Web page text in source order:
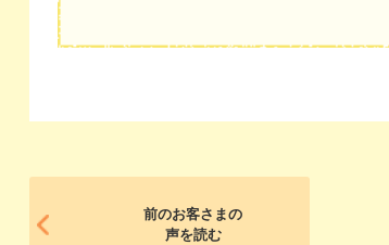
前のお客さまの
声を読む